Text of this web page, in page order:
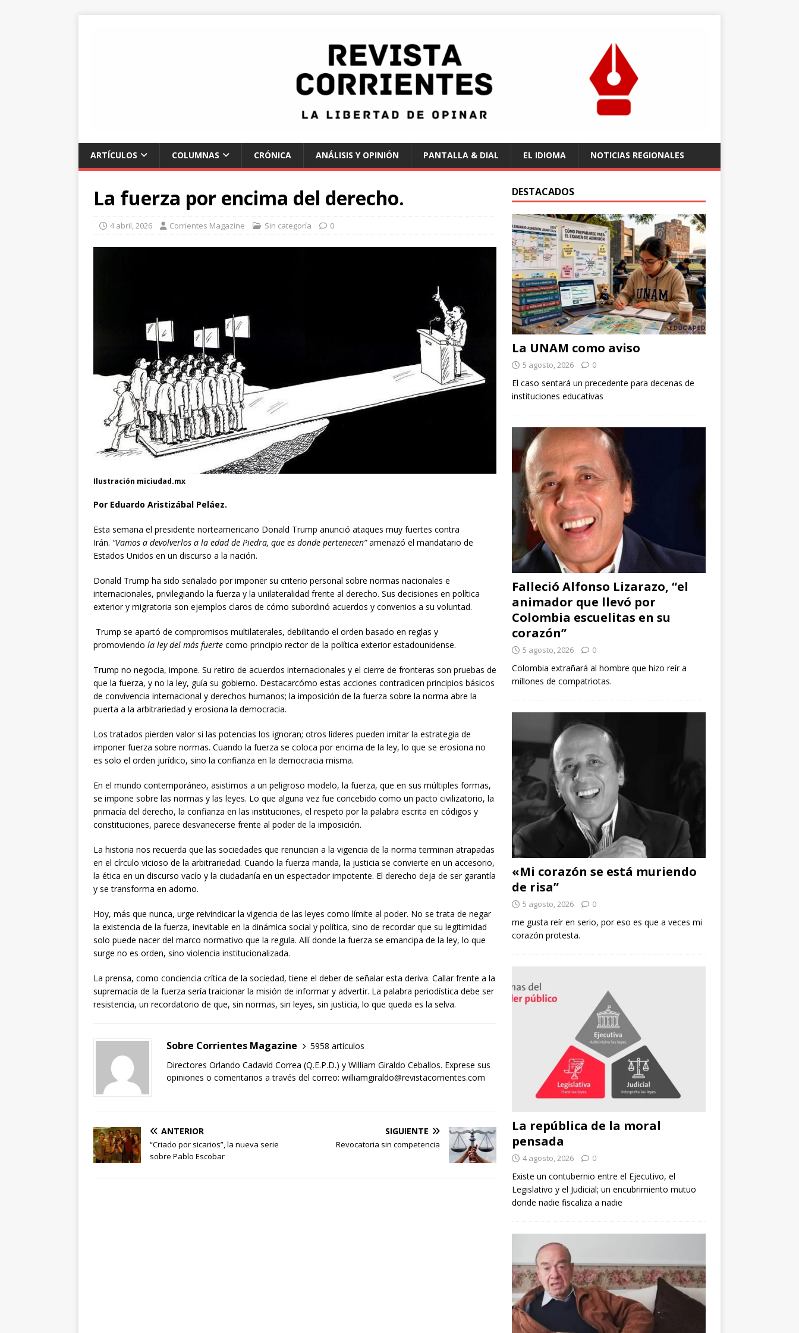
ARTÍCULOS COLUMNAS CRÓNICA ANÁLISIS Y OPINIÓN PANTALLA & DIAL EL IDIOMA NOTICIAS REGIONALES
La fuerza por encima del derecho.
4 abril, 2026 Corrientes Magazine Sin categoría 0
Ilustración miciudad.mx
Por Eduardo Aristizábal Peláez.
Esta semana el presidente norteamericano Donald Trump anunció ataques muy fuertes contra
Irán. “Vamos a devolverlos a la edad de Piedra, que es donde pertenecen”amenazó el mandatario de
Estados Unidos en un discurso a la nación.
Donald Trump ha sido señalado por imponer su criterio personal sobre normas nacionales e
internacionales, privilegiando la fuerza y la unilateralidad frente al derecho. Sus decisiones en política
exterior y migratoria son ejemplos claros de cómo subordinó acuerdos y convenios a su voluntad.
Trump se apartó de compromisos multilaterales, debilitando el orden basado en reglas y
promoviendo la ley del más fuerte como principio rector de la política exterior estadounidense.
Trump no negocia, impone. Su retiro de acuerdos internacionales y el cierre de fronteras son pruebas de
que la fuerza, y no la ley, guía su gobierno. Destacarcómo estas acciones contradicen principios básicos
de convivencia internacional y derechos humanos; la imposición de la fuerza sobre la norma abre la
puerta a la arbitrariedad y erosiona la democracia.
Los tratados pierden valor si las potencias los ignoran; otros líderes pueden imitar la estrategia de
imponer fuerza sobre normas. Cuando la fuerza se coloca por encima de la ley, lo que se erosiona no
es solo el orden jurídico, sino la confianza en la democracia misma.
En el mundo contemporáneo, asistimos a un peligroso modelo, la fuerza, que en sus múltiples formas,
se impone sobre las normas y las leyes. Lo que alguna vez fue concebido como un pacto civilizatorio, la
primacía del derecho, la confianza en las instituciones, el respeto por la palabra escrita en códigos y
constituciones, parece desvanecerse frente al poder de la imposición.
La historia nos recuerda que las sociedades que renuncian a la vigencia de la norma terminan atrapadas
en el círculo vicioso de la arbitrariedad. Cuando la fuerza manda, la justicia se convierte en un accesorio,
la ética en un discurso vacío y la ciudadanía en un espectador impotente. El derecho deja de ser garantía
y se transforma en adorno.
Hoy, más que nunca, urge reivindicar la vigencia de las leyes como límite al poder. No se trata de negar
la existencia de la fuerza, inevitable en la dinámica social y política, sino de recordar que su legitimidad
solo puede nacer del marco normativo que la regula. Allí donde la fuerza se emancipa de la ley, lo que
surge no es orden, sino violencia institucionalizada.
La prensa, como conciencia crítica de la sociedad, tiene el deber de señalar esta deriva. Callar frente a la
supremacía de la fuerza sería traicionar la misión de informar y advertir. La palabra periodística debe ser
resistencia, un recordatorio de que, sin normas, sin leyes, sin justicia, lo que queda es la selva.
Sobre Corrientes Magazine
5958 artículos
Directores Orlando Cadavid Correa (Q.E.P.D.) y William Giraldo Ceballos. Exprese sus
opiniones o comentarios a través del correo: williamgiraldo@revistacorrientes.com
ANTERIOR
“Criado por sicarios”, la nueva serie
sobre Pablo Escobar
SIGUIENTE
Revocatoria sin competencia
DESTACADOS
La UNAM como aviso
5 agosto, 2026 0
El caso sentará un precedente para decenas de
instituciones educativas
Falleció Alfonso Lizarazo, “el
animador que llevó por
Colombia escuelitas en su
corazón”
5 agosto, 2026 0
Colombia extrañará al hombre que hizo reír a
millones de compatriotas.
«Mi corazón se está muriendo
de risa”
5 agosto, 2026 0
me gusta reír en serio, por eso es que a veces mi
corazón protesta.
La república de la moral
pensada
4 agosto, 2026 0
Existe un contubernio entre el Ejecutivo, el
Legislativo y el Judicial; un encubrimiento mutuo
donde nadie fiscaliza a nadie